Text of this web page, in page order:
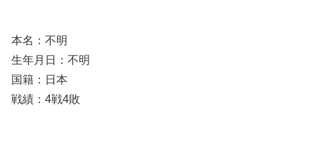
本名：不明
生年月日：不明
国籍：日本
戦績：4戦4敗